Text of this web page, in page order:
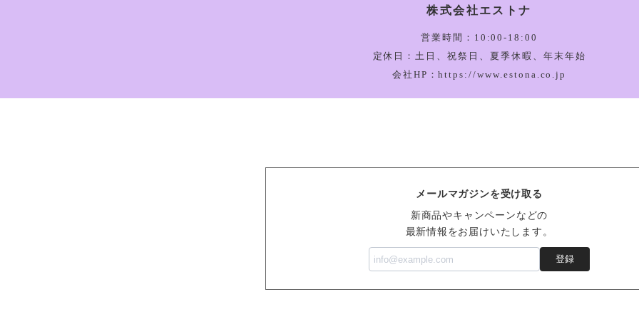
2026/03/05
株式会社エストナ
営業時間：10:00-18:00
定休日：土日、祝祭日、夏季休暇、年末年始
会社HP：https://www.estona.co.jp
メールマガジンを受け取る
新商品やキャンペーンなどの
最新情報をお届けいたします。
登録